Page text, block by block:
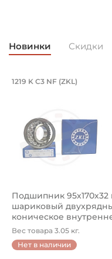
Новинки Скидки
Подшипник
Подшипник
1219 K C3 NF (ZKL)
Подшипник 95х170х32
шариковый
коническое
кол...
Вес товара 3.05 кг.
Нет в наличии